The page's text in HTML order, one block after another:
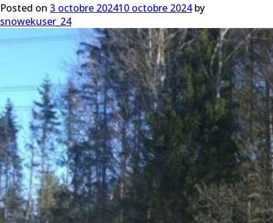
Posted on 3 octobre 202410 octobre 2024by
snowekuser_24